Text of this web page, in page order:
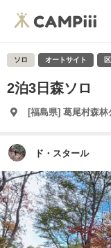
ソロ オートサイト
2泊3日森ソロ
[福島県] 葛尾村森
ド・スタール